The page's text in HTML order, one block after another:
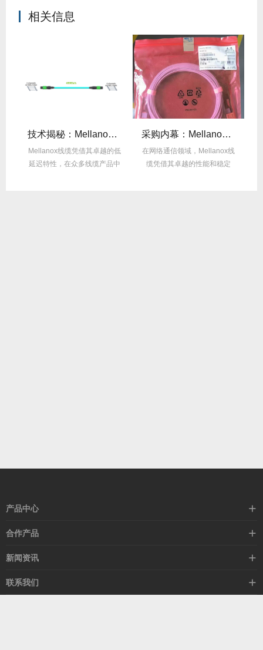
相关信息
技术揭秘：Mellanox线缆低延迟背后的“信号优化”黑科技！
Mellanox线缆凭借其卓越的低
延迟特性，在众多线缆产品中
采购内幕：Mellanox线缆验真3步走，假货休想蒙混过关！
在网络通信领域，Mellanox线
缆凭借其卓越的性能和稳定
产品中心
高速线缆
以太网交换机
合作产品
希捷硬盘
新闻资讯
行业动态
技术视角
联系我们